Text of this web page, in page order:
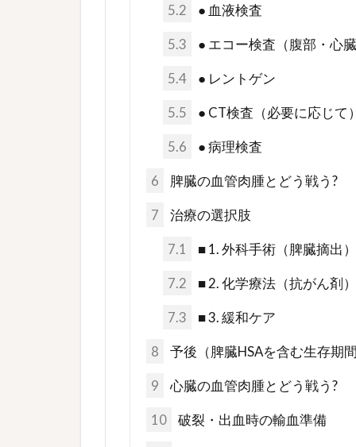
5.2 ● 血液検査
5.3 ● エコー検査（腹部・心臓
5.4 ● レントゲン
5.5 ● CT検査（必要に応じて）
5.6 ● 病理検査
6 脾臓の血管肉腫とどう戦う?
7 治療の選択肢
7.1 ■ 1. 外科手術（脾臓摘出）
7.2 ■ 2. 化学療法（抗がん剤）
7.3 ■ 3. 緩和ケア
8 予後（脾臓HSAを含む生存期間
9 心臓の血管肉腫とどう戦う?
10 破裂・出血時の輸血準備